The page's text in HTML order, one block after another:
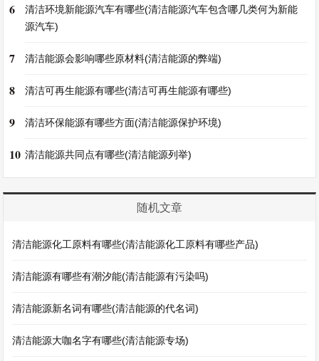
6
清洁环境新能源汽车有哪些(清洁能源汽车包含哪几类何为新能
源汽车)
7 清洁能源会影响哪些原材料(清洁能源的弊端)
8 清洁可再生能源有哪些(清洁可再生能源有哪些)
9 清洁环保能源有哪些方面(清洁能源保护环境)
10 清洁能源共同点有哪些(清洁能源列举)
随机文章
清洁能源化工原料有哪些(清洁能源化工原料有哪些产品)
清洁能源有哪些有潮汐能(清洁能源有污染吗)
清洁能源新名词有哪些(清洁能源的代名词)
清洁能源大咖名字有哪些(清洁能源专场)